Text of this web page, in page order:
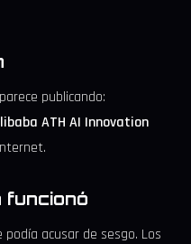
publicando:
ATH AI Innovation
funcionó
podía acusar de sesgo. Los